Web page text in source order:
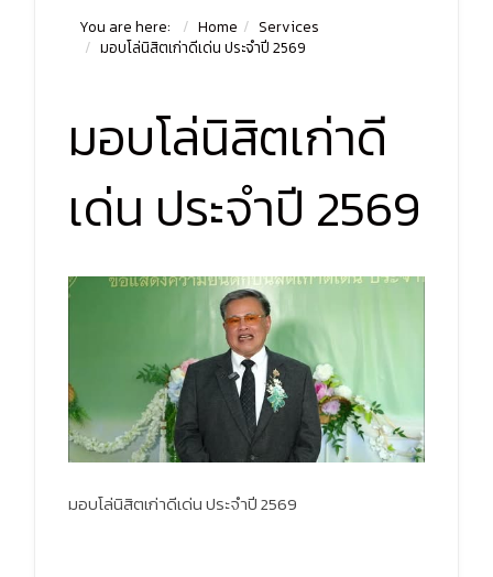
You are here: Home
Services
มอบโล่นิสิตเก่าดีเด่น ประจำปี 2569
มอบโล่นิสิตเก่าดี
เด่น ประจำปี 2569
มอบโล่นิสิตเก่าดีเด่น ประจำปี 2569